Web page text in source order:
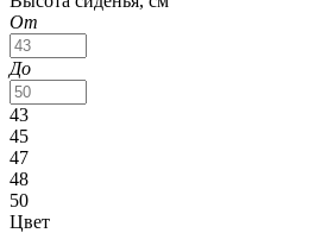
От
До
43
45
47
48
50
Цвет